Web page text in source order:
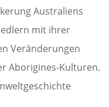
Australiens
mit ihrer
Veränderungen
Aborigines-Kulturen.